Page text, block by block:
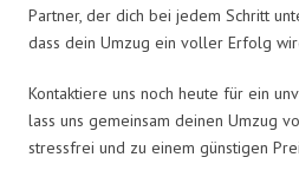
Partner, der dich bei jedem Schritt
dass dein Umzug ein voller Erfolg
Kontaktiere uns noch heute für ein
lass uns gemeinsam deinen Umzug
stressfrei und zu einem günstigen